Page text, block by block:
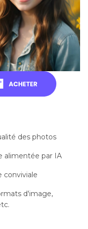
des photos
alimentée par IA
conviviale
d'image,